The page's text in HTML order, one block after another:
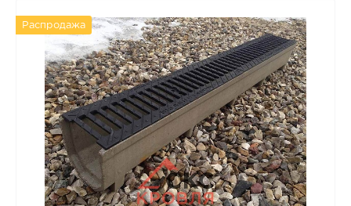
Распродажа